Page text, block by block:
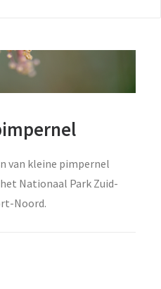
van kleine pimpernel
Nationaal Park Zuid-
Noord.